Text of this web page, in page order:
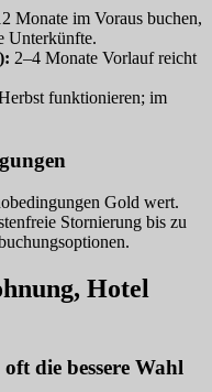
Monate im Voraus buchen,
Unterkünfte.
2–4 Monate Vorlauf reicht
funktionieren; im
Gold wert.
Stornierung bis zu
Hotel
die bessere Wahl